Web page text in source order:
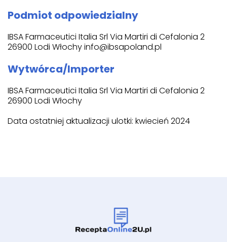
Podmiot odpowiedzialny
IBSA Farmaceutici Italia Srl Via Martiri di Cefalonia 2
26900 Lodi Włochy info@ibsapoland.pl
Wytwórca/Importer
IBSA Farmaceutici Italia Srl Via Martiri di Cefalonia 2
26900 Lodi Włochy
Data ostatniej aktualizacji ulotki: kwiecień 2024